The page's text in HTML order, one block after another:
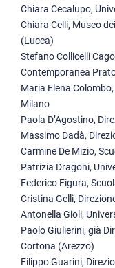
Chiara Cecalupo,
Chiara Celli, Museo
(Lucca)
Stefano Collicelli
Contemporanea
Maria Elena
Milano
Paola D’Agostino,
Massimo Dadà,
Carmine De Mizio,
Patrizia Dragoni,
Federico Figura,
Cristina Gelli,
Antonella Gioli,
Paolo Giulierini, già
Cortona (Arezzo)
Filippo Guarini,